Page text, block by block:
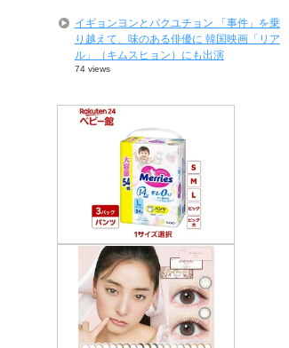
イギョンヨンとパクユチョン 「事件」を乗
り越えて、味のある俳優に 韓国映画「リア
ル」（キムスヒョン）にも出演
74 views